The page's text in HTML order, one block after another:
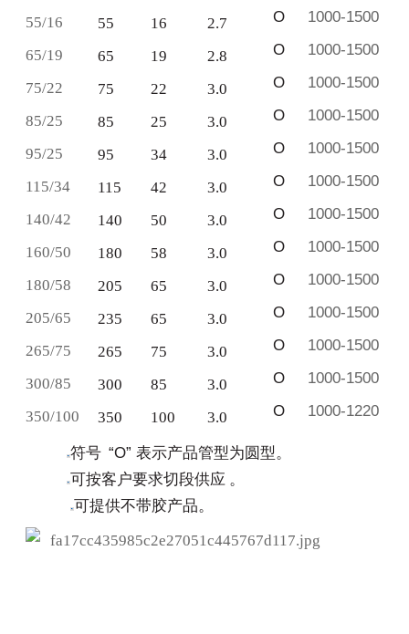
55/16 55 16 2.7 O 1000-1500
65/19 65 19 2.8 O 1000-1500
75/22 75 22 3.0 O 1000-1500
85/25 85 25 3.0 O 1000-1500
95/25 95 34 3.0 O 1000-1500
115/34 115 42 3.0 O 1000-1500
140/42 140 50 3.0 O 1000-1500
160/50 180 58 3.0 O 1000-1500
180/58 205 65 3.0 O 1000-1500
205/65 235 65 3.0 O 1000-1500
265/75 265 75 3.0 O 1000-1500
300/85 300 85 3.0 O 1000-1500
350/100 350 100 3.0 O 1000-1220
符号 “O”表示产品管型为圆型。
可按客户要求切段供应 。
可提供不带胶产品。